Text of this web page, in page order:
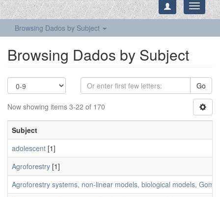
Toggle
Browsing Dados by Subject
Browsing Dados by Subject
Go
Now showing items 3-22 of 170
Subject
adolescent [1]
Agroforestry [1]
Agroforestry systems, non-linear models, biological models,